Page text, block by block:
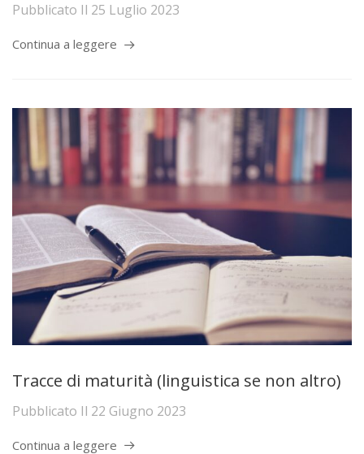
Pubblicato Il 25 Luglio 2023
Continua a leggere
Tracce di maturità (linguistica se non altro)
Pubblicato Il 22 Giugno 2023
Continua a leggere